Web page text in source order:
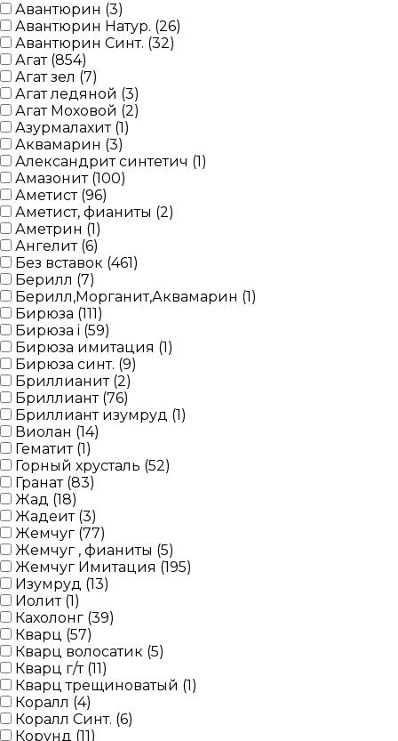
Авантюрин (3)
Авантюрин Натур. (26)
Авантюрин Синт. (32)
Агат (854)
Агат зел (7)
Агат ледяной (3)
Агат Моховой (2)
Азурмалахит (1)
Аквамарин (3)
Александрит синтетич (1)
Амазонит (100)
Аметист (96)
Аметист, фианиты (2)
Аметрин (1)
Ангелит (6)
Без вставок (461)
Берилл (7)
Берилл,Морганит,Аквамарин (1)
Бирюза (111)
Бирюза i (59)
Бирюза имитация (1)
Бирюза синт. (9)
Бриллианит (2)
Бриллиант (76)
Бриллиант изумруд (1)
Виолан (14)
Гематит (1)
Горный хрусталь (52)
Гранат (83)
Жад (18)
Жадеит (3)
Жемчуг (77)
Жемчуг , фианиты (5)
Жемчуг Имитация (195)
Изумруд (13)
Иолит (1)
Кахолонг (39)
Кварц (57)
Кварц волосатик (5)
Кварц г/т (11)
Кварц трещиноватый (1)
Коралл (4)
Коралл Синт. (6)
Корунд (11)